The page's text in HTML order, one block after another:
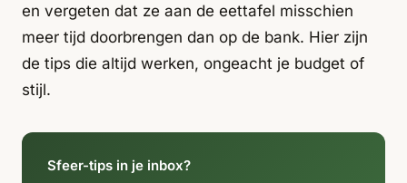
Industrial
Italiaans
Design
Japandi
Japans Zen Maximalistisch Mediterraans
Interieur
en vergeten dat ze aan de eettafel misschien
meer tijd doorbrengen dan op de bank. Hier zijn
de tips die altijd werken, ongeacht je budget of
stijl.
Sfeer-tips in je inbox?